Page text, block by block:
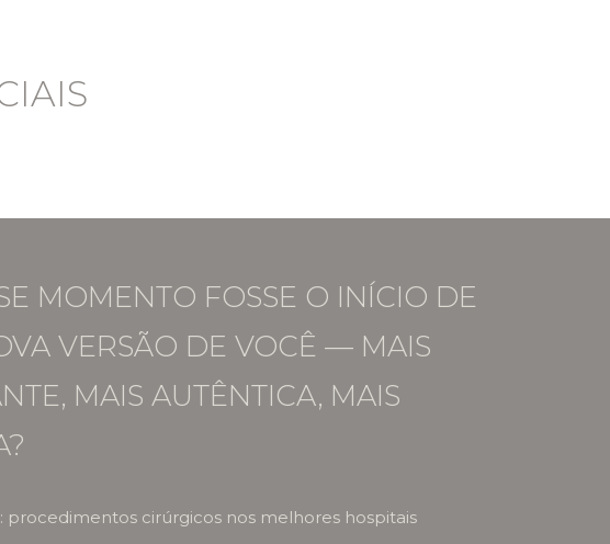
MOMENTO FOSSE O INÍCIO DE
VERSÃO DE VOCÊ — MAIS
MAIS AUTÊNTICA, MAIS
procedimentos cirúrgicos nos melhores hospitais